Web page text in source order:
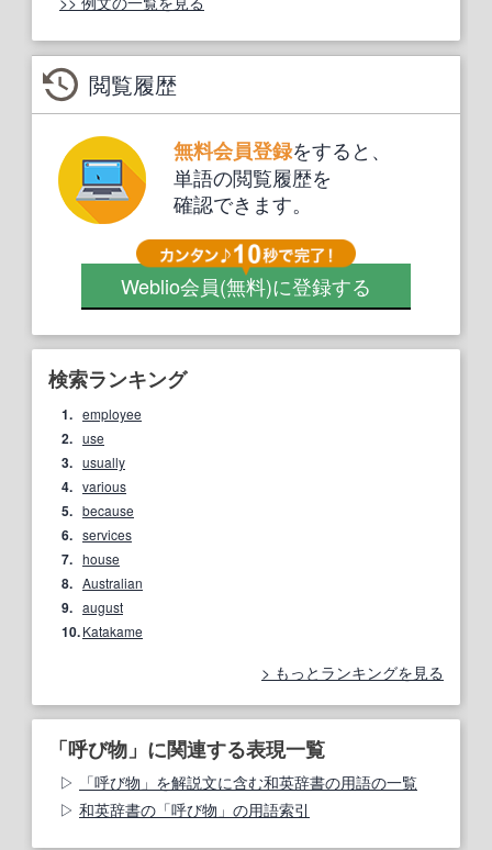
閲覧履歴
無料会員登録をすると、
単語の閲覧履歴を
確認できます。
Weblio会員(無料)に登録する
検索ランキング
1. employee
2. use
3. usually
4. various
5. because
6. services
7. house
8. Australian
9. august
10.Katakame
もっとランキングを見る
「呼び物」に関連する表現一覧
「呼び物」を解説文に含む和英辞書の用語の一覧
和英辞書の「呼び物」の用語索引